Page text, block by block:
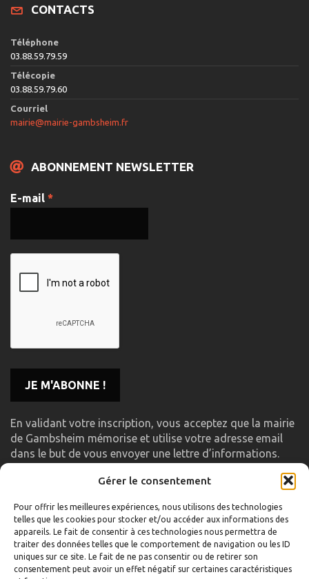
Gérer le consentement
Pour offrir les meilleures expériences, nous utilisons des technologies
telles que les cookies pour stocker et/ou accéder aux informations des
appareils. Le fait de consentir à ces technologies nous permettra de
traiter des données telles que le comportement de navigation ou les ID
uniques sur ce site. Le fait de ne pas consentir ou de retirer son
consentement peut avoir un effet négatif sur certaines caractéristiques
CONTACTS
Téléphone
03.88.59.79.59
Télécopie
03.88.59.79.60
Courriel
mairie@mairie-gambsheim.fr
ABONNEMENT NEWSLETTER
E-mail *
En validant votre inscription, vous acceptez que la mairie
de Gambsheim mémorise et utilise votre adresse email
dans le but de vous envoyer une lettre d’informations.
LIENS UTILES
Accueil
Formulaire de contact
Gambs TV